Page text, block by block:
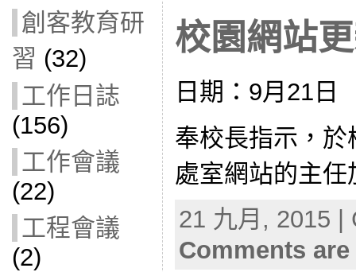
創客教育研
習 (32)
工作日誌
(156)
工作會議
(22)
工程會議
(2)
校園網站
日期：9月21日
奉校長指示，
處室網站的主
21 九月, 2015
Comments